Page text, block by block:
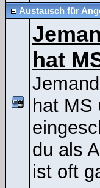
Austausch für
hat
hat MS
du als
ist oft